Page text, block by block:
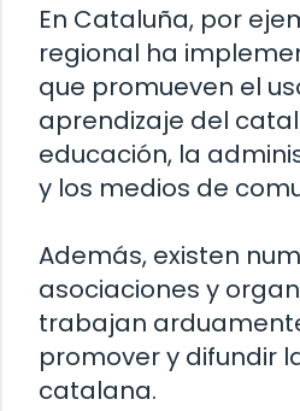
En Cataluña, por
regional ha
que promueven el
aprendizaje del
educación, la
y los medios de
Además, existen
asociaciones y
trabajan
promover y difundir
catalana.